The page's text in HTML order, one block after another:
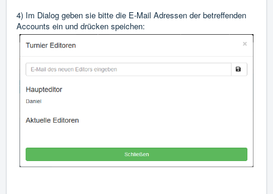
4) Im Dialog geben sie bitte die E-Mail Adressen der betreffenden
Accounts ein und drücken speichen: